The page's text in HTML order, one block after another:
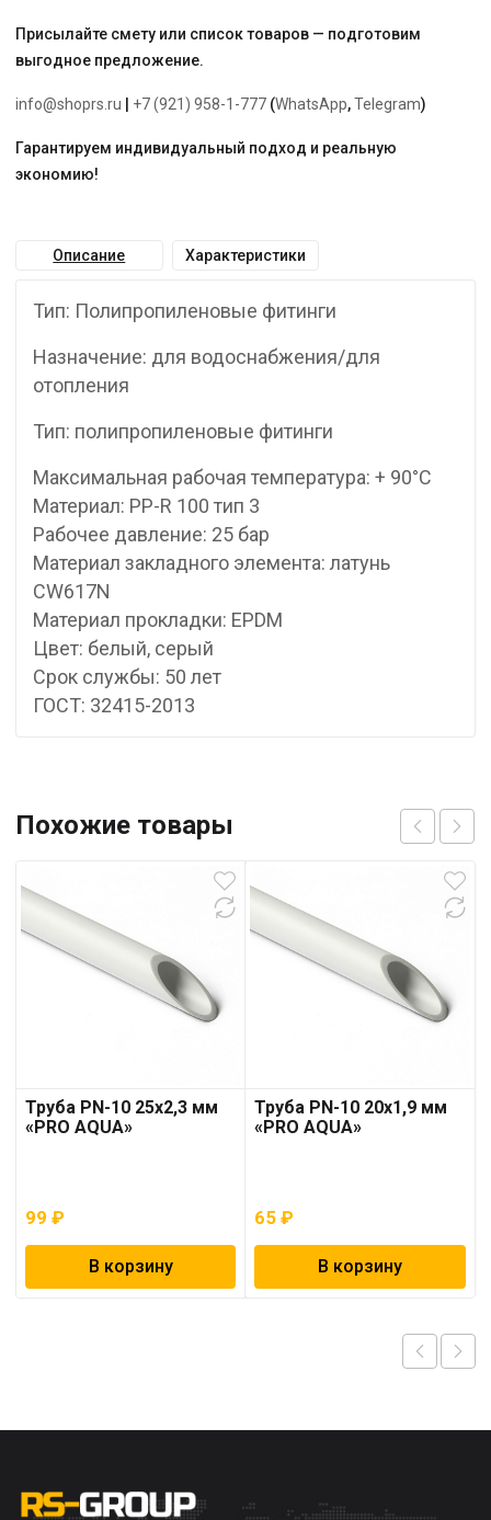
Присылайте смету или список товаров — подготовим
выгодное предложение.
info@shoprs.ru +7 (921) 958-1-777 (WhatsApp,Telegram)
Гарантируем индивидуальный подход и реальную
экономию!
Описание Характеристики
Тип: Полипропиленовые фитинги
Назначение: для водоснабжения/для
отопления
Тип: полипропиленовые фитинги
Максимальная рабочая температура: + 90°С
Материал: PP-R 100 тип 3
Рабочее давление: 25 бар
Материал закладного элемента: латунь
CW617N
Материал прокладки: EPDM
Цвет: белый, серый
Срок службы: 50 лет
ГОСТ: 32415-2013
Похожие товары
Труба PN-10 25х2,3 мм
«PRO AQUA»
99 ₽
В корзину
Труба PN-10 20х1,9 мм
«PRO AQUA»
65₽
В корзину